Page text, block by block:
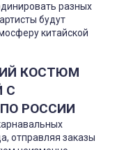
разных
будут
китайской
КОСТЮМ
С
РОССИИ
отправляя заказы